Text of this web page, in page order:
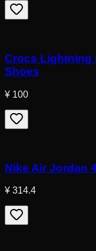
Crocs Lightning
Shoes
¥ 100
Nike Air Jordan
¥ 314.4